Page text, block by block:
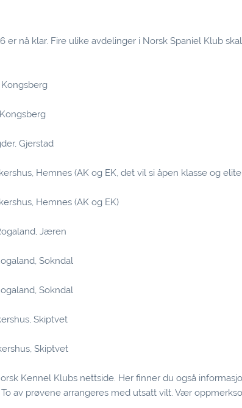
er nå klar. Fire ulike avdelinger i Norsk Spaniel Klub
Gjerstad
Hemnes (AK og EK, det vil si åpen klasse og
Hemnes (AK og EK)
Jæren
Sokndal
Sokndal
Skiptvet
Skiptvet
Kennel Klubs nettside . Her finner du også
av prøvene arrangeres med utsatt vilt. Vær